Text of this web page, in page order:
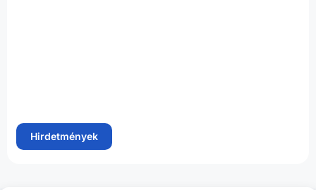
Hirdetmények